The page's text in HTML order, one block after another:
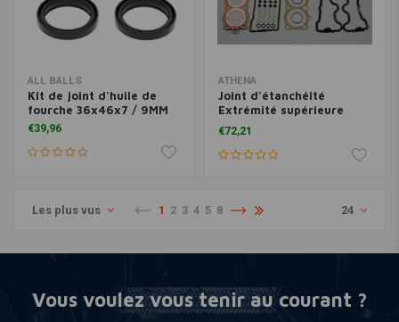
ALL BALLS
Kit de joint d'huile de
fourche 36x46x7 / 9MM
€39,96
ATHENA
Joint d'étanchéité
Extrémité supérieure
Honda CB 500 K Four
€72,21
Les plus vus 1 2 3 4 5 8 24
Vous voulez vous tenir au courant ?